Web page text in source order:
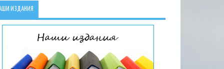
ИЗДАНИЯ